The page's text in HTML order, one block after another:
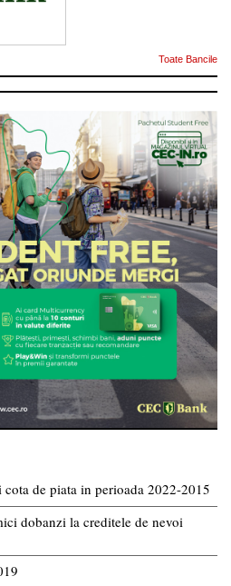
Toate Bancile
de piata in perioada 2022-2015
dobanzi la creditele de nevoi